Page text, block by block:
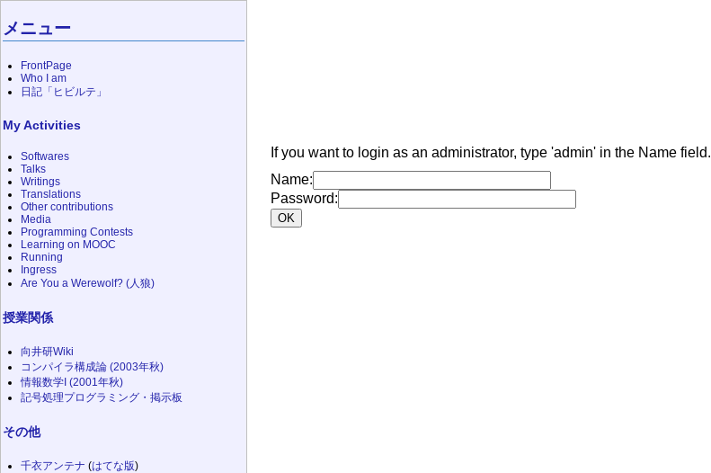
If you want to login as an administrator, type 'admin' in the Name field.
Name:
Password:
メニュー
FrontPage
Who I am
日記「ヒビルテ」
My Activities
Softwares
Talks
Writings
Translations
Other contributions
Media
Programming Contests
Learning on MOOC
Running
Ingress
Are You a Werewolf? (人狼)
授業関係
向井研Wiki
コンパイラ構成論 (2003年秋)
情報数学I (2001年秋)
記号処理プログラミング・掲示板
その他
千衣アンテナ (はてな版)